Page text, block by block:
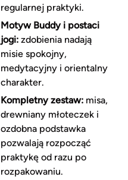
regularnej praktyki.
Motyw Buddy i postaci
jogi:zdobienia nadają
misie spokojny,
medytacyjny i orientalny
charakter.
Kompletny zestaw:misa,
drewniany młoteczek i
ozdobna podstawka
pozwalają rozpocząć
praktykę od razu po
rozpakowaniu.